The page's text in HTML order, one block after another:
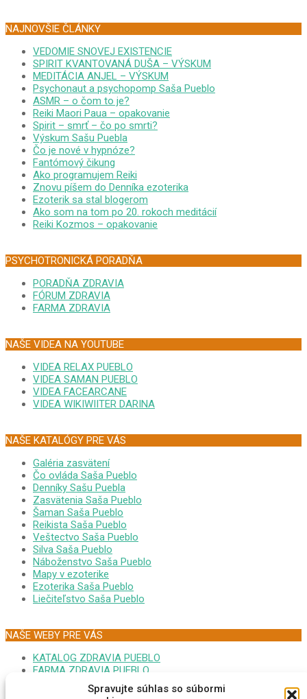
Spravujte súhlas so súbormi
NAJNOVŠIE ČLÁNKY
VEDOMIE SNOVEJ EXISTENCIE
SPIRIT KVANTOVANÁ DUŠA – VÝSKUM
MEDITÁCIA ANJEL – VÝSKUM
Psychonaut a psychopomp Saša Pueblo
ASMR – o čom to je?
Reiki Maori Paua – opakovanie
Spirit – smrť – čo po smrti?
Výskum Sašu Puebla
Čo je nové v hypnóze?
Fantómový čikung
Ako programujem Reiki
Znovu píšem do Denníka ezoterika
Ezoterik sa stal blogerom
Ako som na tom po 20. rokoch meditácií
Reiki Kozmos – opakovanie
PSYCHOTRONICKÁ PORADŇA
PORADŇA ZDRAVIA
FÓRUM ZDRAVIA
FARMA ZDRAVIA
NAŠE VIDEA NA YOUTUBE
VIDEA RELAX PUEBLO
VIDEA SAMAN PUEBLO
VIDEA FACEARCANE
VIDEA WIKIWIITER DARINA
NAŠE KATALÓGY PRE VÁS
Galéria zasvätení
Čo ovláda Saša Pueblo
Denníky Sašu Puebla
Zasvätenia Saša Pueblo
Šaman Saša Pueblo
Reikista Saša Pueblo
Veštectvo Saša Pueblo
Silva Saša Pueblo
Náboženstvo Saša Pueblo
Mapy v ezoterike
Ezoterika Saša Pueblo
Liečiteľstvo Saša Pueblo
NAŠE WEBY PRE VÁS
KATALOG ZDRAVIA PUEBLO
FARMA ZDRAVIA PUEBLO
FORUM EZOTERIKA DARINA
MONITOR GOOPLEX SASA